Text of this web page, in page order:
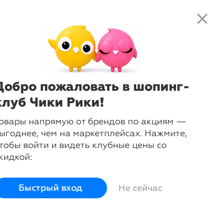
close
пожаловать в шопинг-
Чики Рики!
напрямую от брендов по акциям —
чем на маркетплейсах. Нажмите,
войти и видеть клубные цены со
Быстрый вход Не сейчас
Нажмите, чтобы получить
доступ к клубным предложениям и